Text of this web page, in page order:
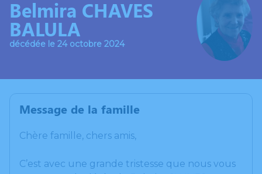
Belmira CHAVES
BALULA
décédée le 24 octobre 2024
Message de la famille
Chère famille, chers amis,
C’est avec une grande tristesse que nous vous